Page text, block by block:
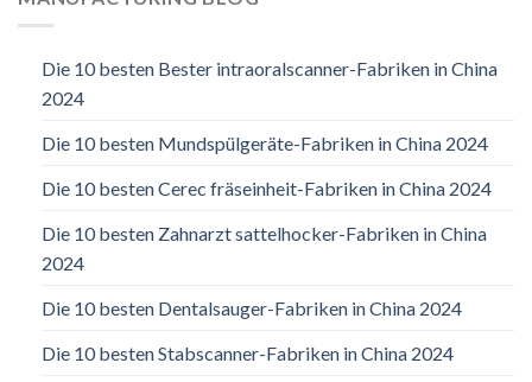
Die 10 besten Bester intraoralscanner-Fabriken in China
2024
Die 10 besten Mundspülgeräte-Fabriken in China 2024
Die 10 besten Cerec fräseinheit-Fabriken in China 2024
Die 10 besten Zahnarzt sattelhocker-Fabriken in China
2024
Die 10 besten Dentalsauger-Fabriken in China 2024
Die 10 besten Stabscanner-Fabriken in China 2024